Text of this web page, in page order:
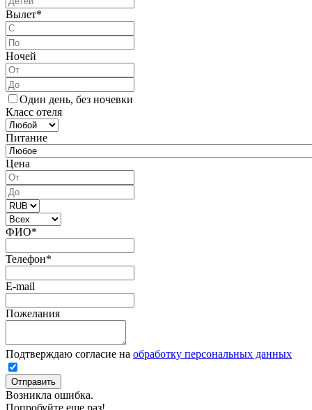
Вылет*
Ночей
Один день, без ночевки
Класс отеля
Питание
Цена
ФИО*
Телефон*
E-mail
Пожелания
Подтверждаю согласие на обработку персональных данных
Отправить
Возникла ошибка.
Попробуйте еще раз!